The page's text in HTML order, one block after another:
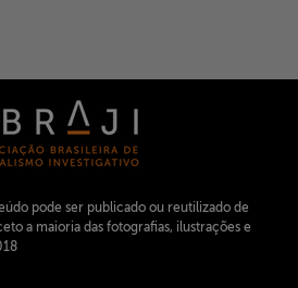
pode ser publicado ou reutilizado de
a maioria das fotografias, ilustrações e